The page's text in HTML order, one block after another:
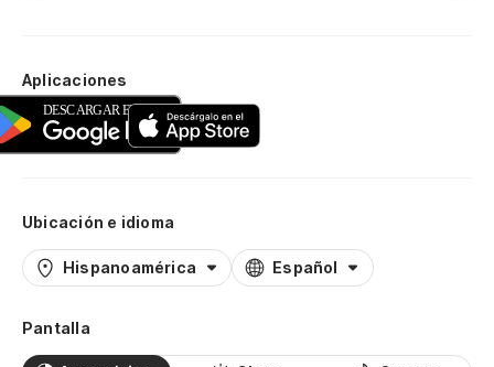
Aplicaciones
Ubicación e idioma
Hispanoamérica Español
Pantalla